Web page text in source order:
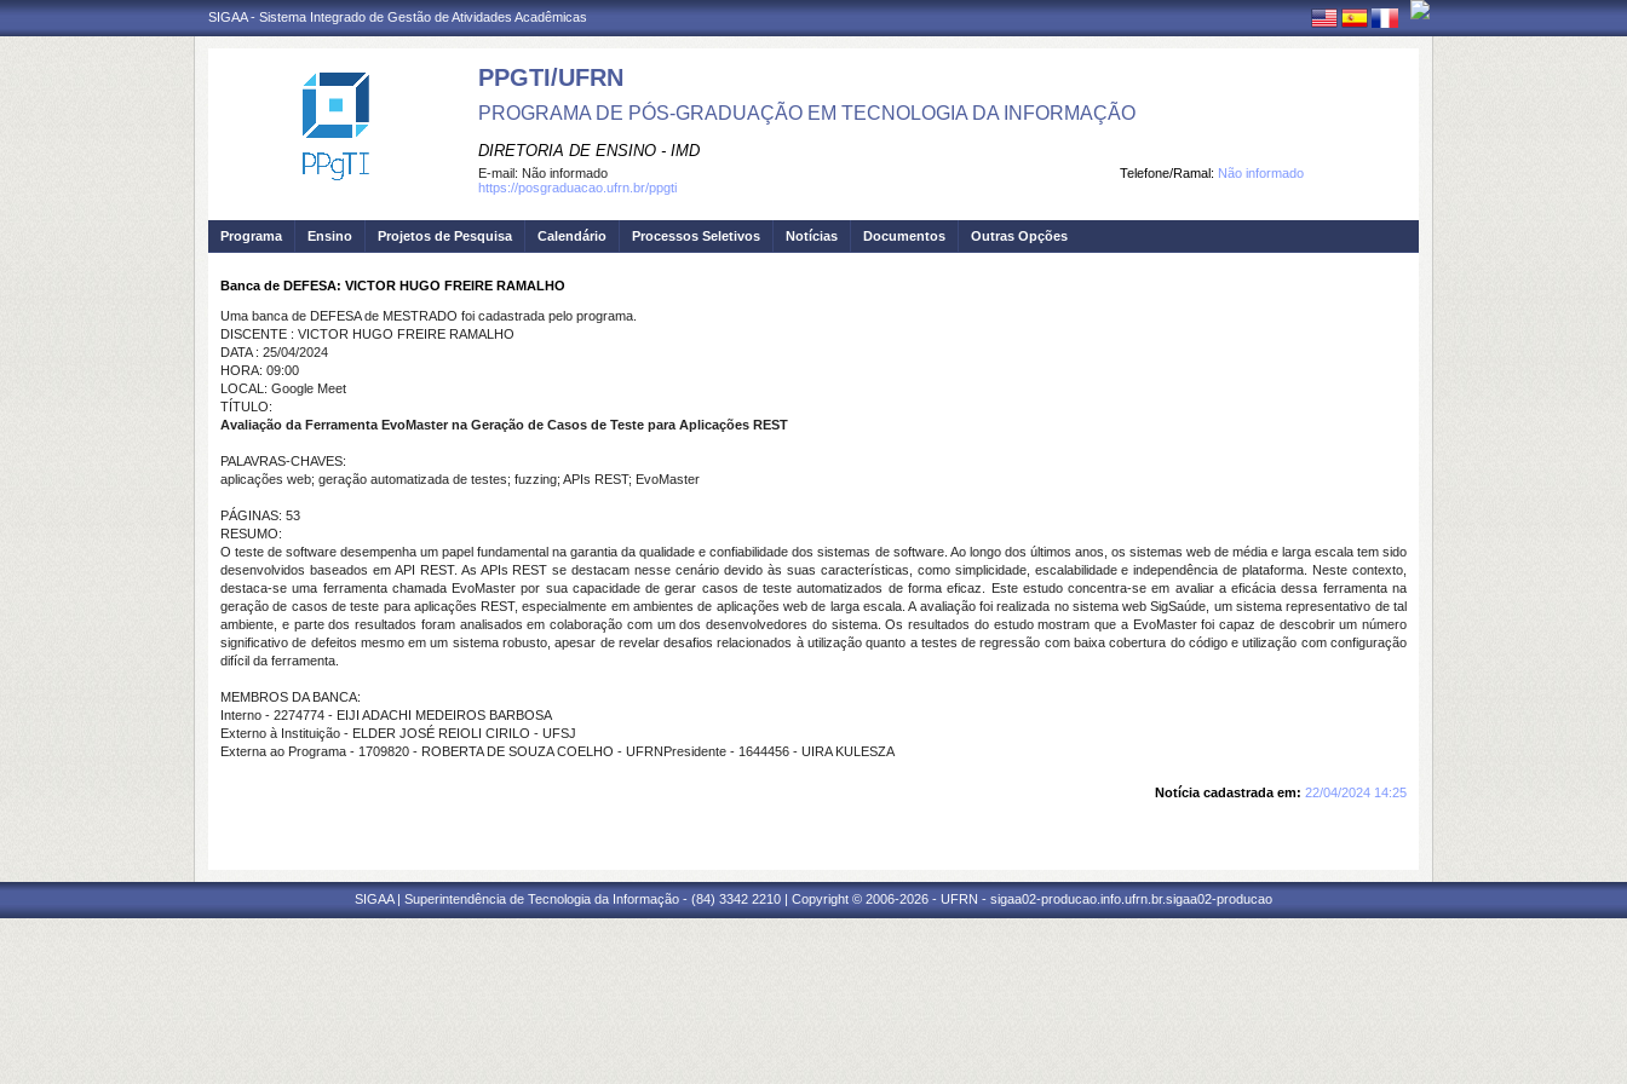
SIGAA - Sistema Integrado de Gestão de Atividades Acadêmicas
PPGTI/UFRN
PROGRAMA DE PÓS-GRADUAÇÃO EM TECNOLOGIA DA INFORMAÇÃO
DIRETORIA DE ENSINO - IMD
Telefone/Ramal: Não informado
E-mail: Não informado
https://posgraduacao.ufrn.br/ppgti
Programa Ensino Projetos de Pesquisa Calendário Processos Seletivos Notícias Documentos Outras Opções
Banca de DEFESA: VICTOR HUGO FREIRE RAMALHO
Uma banca de DEFESA de MESTRADO foi cadastrada pelo programa.
DISCENTE : VICTOR HUGO FREIRE RAMALHO
DATA : 25/04/2024
HORA: 09:00
LOCAL: Google Meet
TÍTULO:
Avaliação da Ferramenta EvoMaster na Geração de Casos de Teste para Aplicações REST
PALAVRAS-CHAVES:
aplicações web; geração automatizada de testes; fuzzing; APIs REST; EvoMaster
PÁGINAS: 53
RESUMO:
O teste de software desempenha um papel fundamental na garantia da qualidade e confiabilidade dos sistemas de software. Ao longo dos últimos anos, os sistemas web de média e larga escala tem sido
desenvolvidos baseados em API REST. As APIs REST se destacam nesse cenário devido às suas características, como simplicidade, escalabilidade e independência de plataforma. Neste contexto,
destaca-se uma ferramenta chamada EvoMaster por sua capacidade de gerar casos de teste automatizados de forma eficaz. Este estudo concentra-se em avaliar a eficácia dessa ferramenta na
geração de casos de teste para aplicações REST, especialmente em ambientes de aplicações web de larga escala. A avaliação foi realizada no sistema web SigSaúde, um sistema representativo de tal
ambiente, e parte dos resultados foram analisados em colaboração com um dos desenvolvedores do sistema. Os resultados do estudo mostram que a EvoMaster foi capaz de descobrir um número
significativo de defeitos mesmo em um sistema robusto, apesar de revelar desafios relacionados à utilização quanto a testes de regressão com baixa cobertura do código e utilização com configuração
difícil da ferramenta.
MEMBROS DA BANCA:
Interno - 2274774 - EIJI ADACHI MEDEIROS BARBOSA
Externo à Instituição - ELDER JOSÉ REIOLI CIRILO - UFSJ
Externa ao Programa - 1709820 - ROBERTA DE SOUZA COELHO - UFRNPresidente - 1644456 - UIRA KULESZA
Notícia cadastrada em: 22/04/2024 14:25
SIGAA | Superintendência de Tecnologia da Informação - (84) 3342 2210 | Copyright © 2006-2026 - UFRN - sigaa02-producao.info.ufrn.br.sigaa02-producao